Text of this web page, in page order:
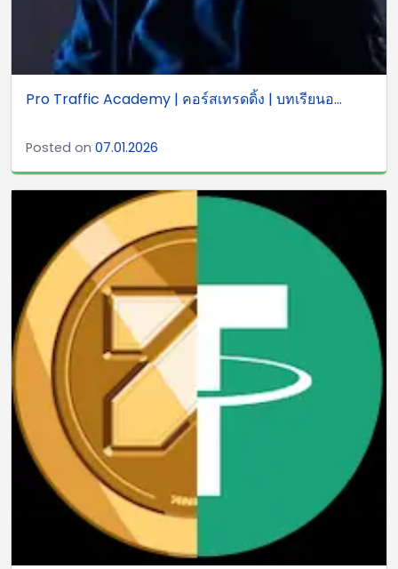
Pro Traffic Academy | คอร์สเทรดดิ้ง | บทเรียนอ...
Posted on 07.01.2026